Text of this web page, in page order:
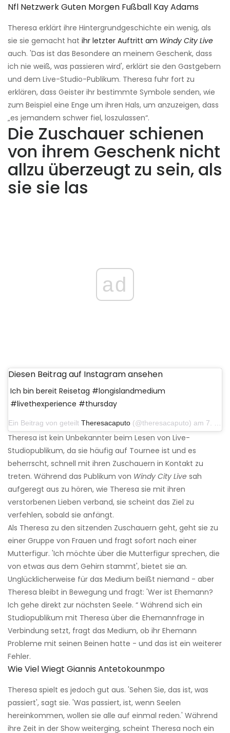
Nfl Netzwerk Guten Morgen Fußball Kay Adams
Theresa erklärt ihre Hintergrundgeschichte ein wenig, als
sie sie gemacht hat ihr letzter Auftritt am Windy City Live
auch. 'Das ist das Besondere an meinem Geschenk, dass
ich nie weiß, was passieren wird', erklärt sie den Gastgebern
und dem Live-Studio-Publikum. Theresa fuhr fort zu
erklären, dass Geister ihr bestimmte Symbole senden, wie
zum Beispiel eine Enge um ihren Hals, um anzuzeigen, dass
„es jemandem schwer fiel, loszulassen“.
Die Zuschauer schienen
von ihrem Geschenk nicht
allzu überzeugt zu sein, als
sie sie las
ad
Diesen Beitrag auf Instagram ansehen
Ich bin bereit Reisetag #longislandmedium
#livethexperience #thursday
Ein Beitrag von geteilt Theresacaputo (@theresacaputo) am 7. Februar 2019 um 8:00 Uhr PST
Theresa ist kein Unbekannter beim Lesen von Live-
Studiopublikum, da sie häufig auf Tournee ist und es
beherrscht, schnell mit ihren Zuschauern in Kontakt zu
treten. Während das Publikum von Windy City Live sah
aufgeregt aus zu hören, wie Theresa sie mit ihren
verstorbenen Lieben verband, sie scheint das Ziel zu
verfehlen, sobald sie anfängt.
Als Theresa zu den sitzenden Zuschauern geht, geht sie zu
einer Gruppe von Frauen und fragt sofort nach einer
Mutterfigur. 'Ich möchte über die Mutterfigur sprechen, die
von etwas aus dem Gehirn stammt', bietet sie an.
Unglücklicherweise für das Medium beißt niemand - aber
Theresa bleibt in Bewegung und fragt: 'Wer ist Ehemann?
Ich gehe direkt zur nächsten Seele. “ Während sich ein
Studiopublikum mit Theresa über die Ehemannfrage in
Verbindung setzt, fragt das Medium, ob ihr Ehemann
Probleme mit seinen Beinen hatte - und das ist ein weiterer
Fehler.
Wie Viel Wiegt Giannis Antetokounmpo
Theresa spielt es jedoch gut aus. 'Sehen Sie, das ist, was
passiert', sagt sie. 'Was passiert, ist, wenn Seelen
hereinkommen, wollen sie alle auf einmal reden.' Während
ihre Zeit in der Show weiterging, scheint Theresa noch ein